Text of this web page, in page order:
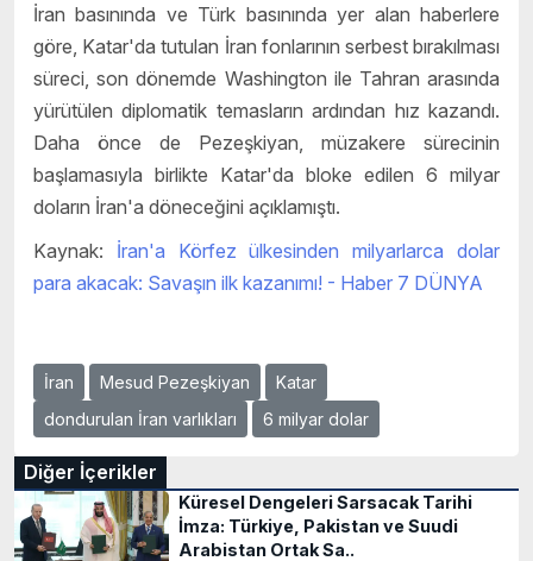
İran basınında ve Türk basınında yer alan haberlere
göre, Katar'da tutulan İran fonlarının serbest bırakılması
süreci, son dönemde Washington ile Tahran arasında
yürütülen diplomatik temasların ardından hız kazandı.
Daha önce de Pezeşkiyan, müzakere sürecinin
başlamasıyla birlikte Katar'da bloke edilen 6 milyar
doların İran'a döneceğini açıklamıştı.
Kaynak: İran'a Körfez ülkesinden milyarlarca dolar
para akacak: Savaşın ilk kazanımı! - Haber 7 DÜNYA
İran Mesud Pezeşkiyan
Katar
dondurulan İran varlıkları
6 milyar dolar
Diğer İçerikler
Küresel Dengeleri Sarsacak Tarihi
İmza: Türkiye, Pakistan ve Suudi
Arabistan Ortak Sa..